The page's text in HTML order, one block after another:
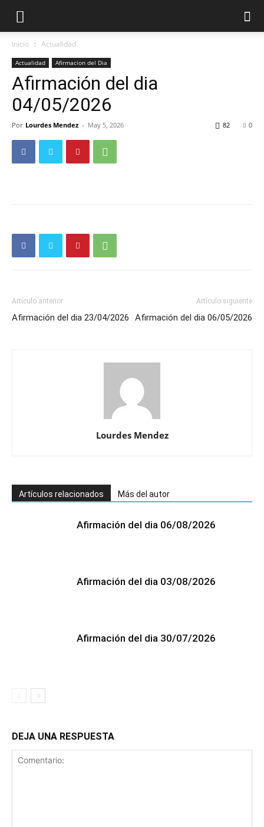
Inicio Actualidad
Actualidad Afirmacion del Dia
Afirmación del dia
04/05/2026
Por Lourdes Mendez - May 5, 2026 0
82
Artículo anterior
Afirmación del dia 23/04/2026
Artículo siguiente
Afirmación del dia 06/05/2026
Lourdes Mendez
Artículos relacionados Más del autor
Afirmación del dia 06/08/2026
Afirmación del dia 03/08/2026
Afirmación del dia 30/07/2026
DEJA UNA RESPUESTA